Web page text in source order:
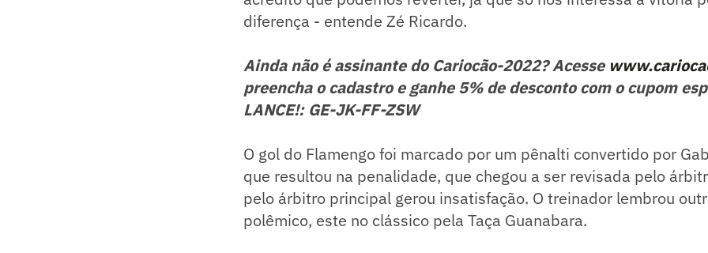
diferença - entende Zé Ricardo.
Ainda não é assinante do Cariocão-2022? Acesse
preencha o cadastro e ganhe 5% de desconto com o cupom
LANCE!: GE-JK-FF-ZSW
O gol do Flamengo foi marcado por um pênalti convertido por
que resultou na penalidade, que chegou a ser revisada pelo
pelo árbitro principal gerou insatisfação. O treinador lembrou
polêmico, este no clássico pela Taça Guanabara.